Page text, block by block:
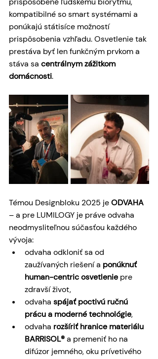
kompatibilné so smart systémami a
ponúkajú státisíce možností
prispôsobenia vzhľadu. Osvetlenie tak
prestáva byť len funkčným prvkom a
stáva sa centrálnym zážitkom
domácnosti.
Témou Designbloku 2025 je ODVAHA
– a pre LUMILOGY je práve odvaha
neodmysliteľnou súčasťou každého
vývoja:
odvaha odkloniť sa od
zaužívaných riešení a ponúknuť
human-centric osvetlenie pre
zdravší život,
odvaha spájať poctivú ručnú
prácu a moderné technológie,
odvaha rozšíriť hranice materiálu
BARRISOL® a premeniť ho na
difúzor jemného, oku prívetivého